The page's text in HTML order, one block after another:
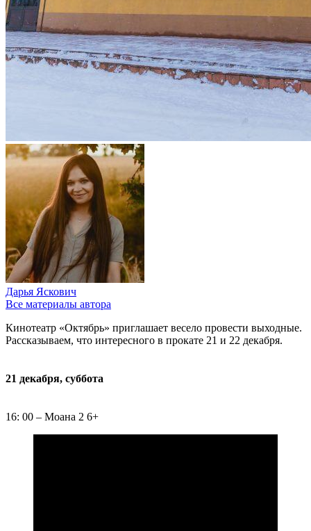
Дарья Яскович
Все материалы автора
Кинотеатр «Октябрь» приглашает весело провести выходные.
Рассказываем, что интересного в прокате 21 и 22 декабря.
21 декабря, суббота
16: 00 – Моана 2 6+